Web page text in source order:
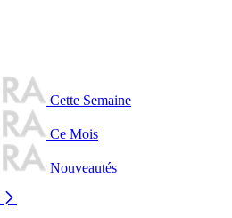
Cette Semaine
Ce Mois
Nouveautés